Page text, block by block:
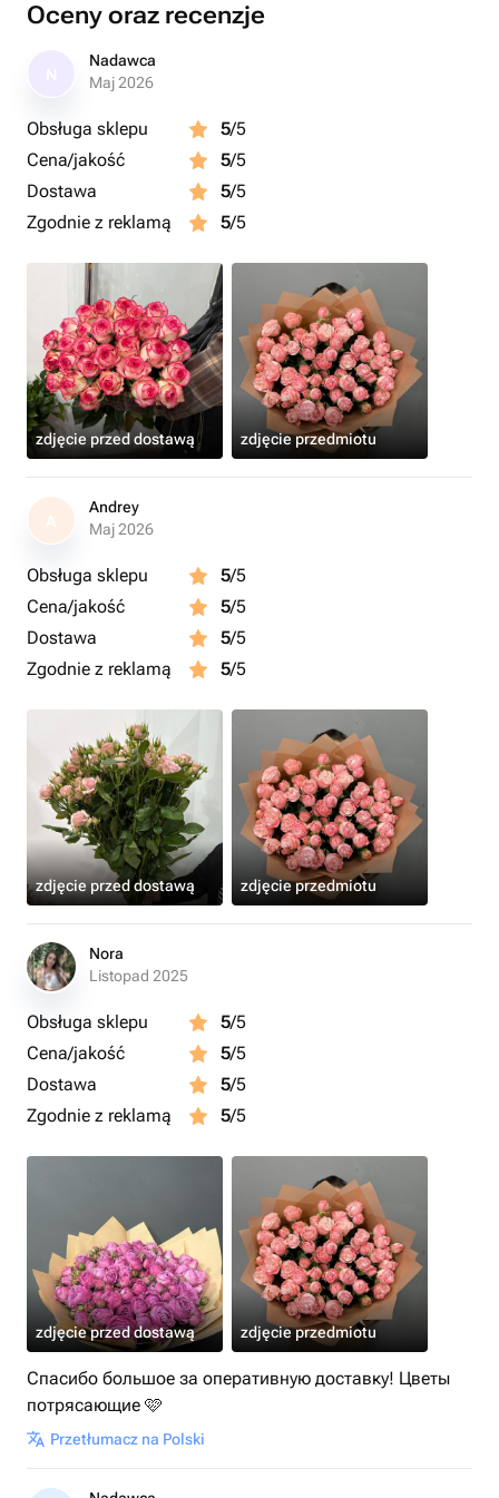
Oceny oraz recenzje
Nadawca
Maj 2026
Obsługa sklepu 5/5
Cena/jakość
5/5
Dostawa
5/5
Zgodnie z reklamą
5/5
zdjęcie przed dostawą zdjęcie przedmiotu
A
Andrey
Maj 2026
Obsługa sklepu 5/5
Cena/jakość
5/5
Dostawa
5/5
Zgodnie z reklamą
5/5
zdjęcie przed dostawą zdjęcie przedmiotu
Nora
Listopad 2025
Obsługa sklepu 5/5
Cena/jakość
5/5
Dostawa
5/5
Zgodnie z reklamą
5/5
zdjęcie przed dostawą zdjęcie przedmiotu
Спасибо большое за оперативную доставку! Цветы
потрясающие 🩷
Przetłumacz na Polski